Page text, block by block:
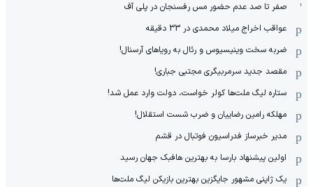
صفر تا صد عدم حضور مس رفسنجان در پلی آف
عواقب اخراج میلاد محمدی در 33 دقیقه
ضربه سخت وینیسیوس و رئال به رویاهای آرسنال!
مقصد جدید سرمربیگری مجتبی جباری!
ستاره لیگ ملت‌ها کولر خواست، دولت وارد عمل شد!
مهلکه رامین رضاییان و ضرب شست استقلال!
مدیر خبرساز فدراسیون فوتبال در قشم
اولین پیشنهاد بارسا به بهترین هافبک جهان رسید
یک ژاپنی مشهور جایگزین بهترین بازیکن لیگ ملت‌ها